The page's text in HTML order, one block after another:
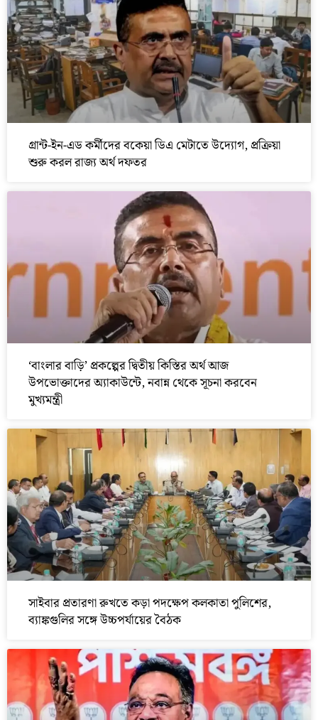
গ্রান্ট-ইন-এড কর্মীদের বকেয়া ডিএ মেটাতে উদ্যোগ, প্রক্রিয়া
শুরু করল রাজ্য অর্থ দফতর
‘বাংলার বাড়ি’ প্রকল্পের দ্বিতীয় কিস্তির অর্থ আজ
উপভোক্তাদের অ্যাকাউন্টে, নবান্ন থেকে সূচনা করবেন
মুখ্যমন্ত্রী
সাইবার প্রতারণা রুখতে কড়া পদক্ষেপ কলকাতা পুলিশের,
ব্যাঙ্কগুলির সঙ্গে উচ্চপর্যায়ের বৈঠক